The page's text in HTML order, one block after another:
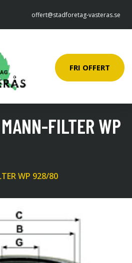
offert@stadforetag-vasteras.se
FRI OFFERT
FILTER WP
WP 928/80